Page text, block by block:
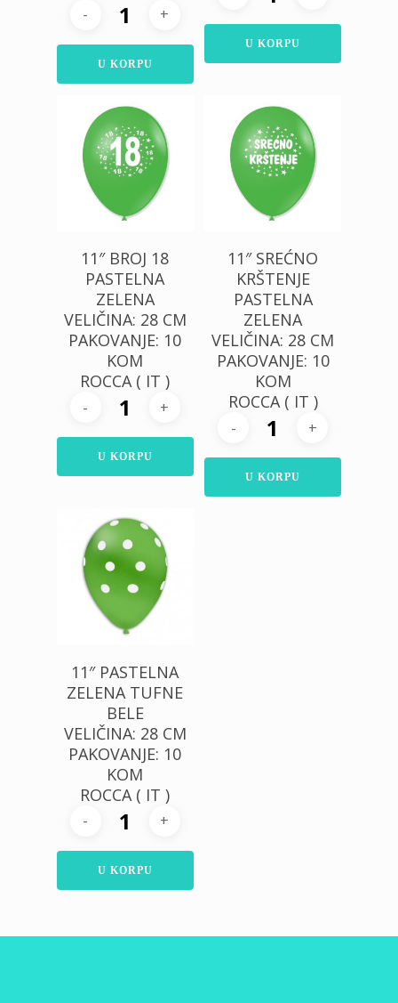
U KORPU
U KORPU
300,00RSD
11″ BROJ 18
PASTELNA
ZELENA
VELIČINA: 28 CM
PAKOVANJE: 10
KOM
ROCCA ( IT )
U KORPU
300,00RSD
11″ SREĆNO
KRŠTENJE
PASTELNA
ZELENA
VELIČINA: 28 CM
PAKOVANJE: 10
KOM
ROCCA ( IT )
U KORPU
300,00 RSD
11″ PASTELNA
ZELENA TUFNE
BELE
VELIČINA: 28 CM
PAKOVANJE: 10
KOM
ROCCA ( IT )
U KORPU